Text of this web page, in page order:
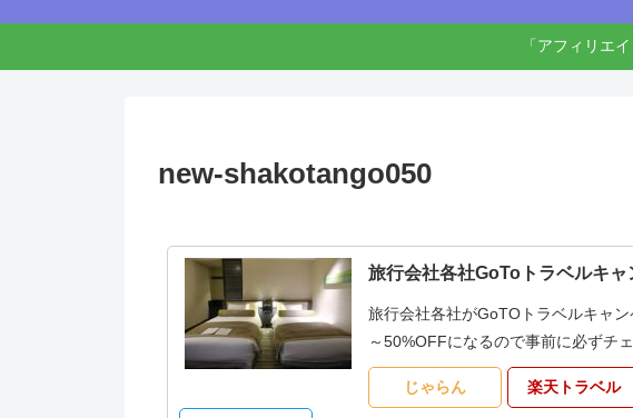
「アフィリエ
new-shakotango050
旅行会社各社GoToトラベルキャ
旅行会社各社がGoTOトラベルキャ
～50%OFFになるので事前に必ずチ
じゃらん 楽天トラベル